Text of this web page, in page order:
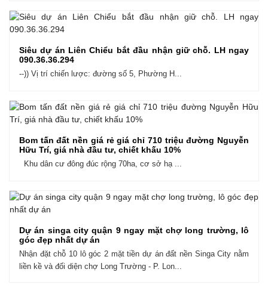
Siêu dự án Liên Chiểu bắt đầu nhận giữ chỗ. LH ngay
090.36.36.294
--)) Vị trí chiến lược: đường số 5, Phường H...
Bom tấn đất nền giá rẻ giá chỉ 710 triệu đường Nguyễn
Hữu Trí, giá nhà đầu tư, chiết khấu 10%
Khu dân cư đông đúc rộng 70ha, cơ sở hạ ...
Dự án singa city quận 9 ngay mặt chợ long trường, lô
góc đẹp nhất dự án
Nhận đặt chỗ 10 lô góc 2 mặt tiền dự án đất nền Singa City nằm
liền kề và đối diện chợ Long Trường - P. Lon...